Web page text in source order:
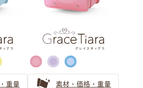
紫色）カラーの人気ランドセル
ドセルの選び方
け】ピンクのランドセルは女の子に
重量 素材・価格・重量